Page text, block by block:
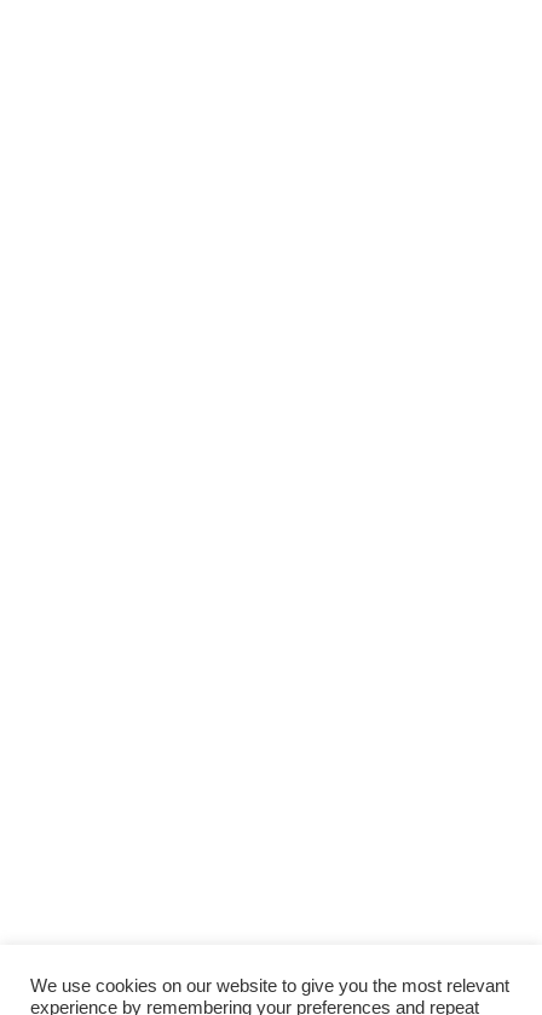
We use cookies on our website to give you the most relevant
experience by remembering your preferences and repeat